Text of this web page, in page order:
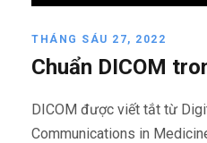
THÁNG SÁU 27, 2022
Chuẩn DICOM
DICOM được viết tắt từ
Communications in